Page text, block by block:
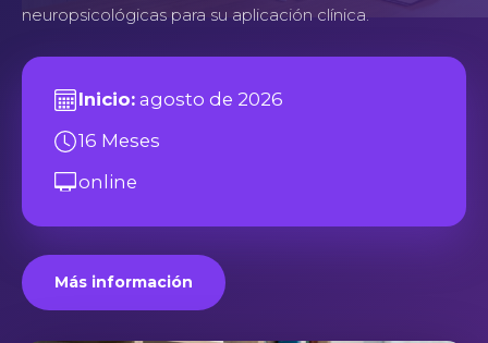
neuropsicológicas para su aplicación clínica.
Inicio: agosto de 2026
16 Meses
online
Más información